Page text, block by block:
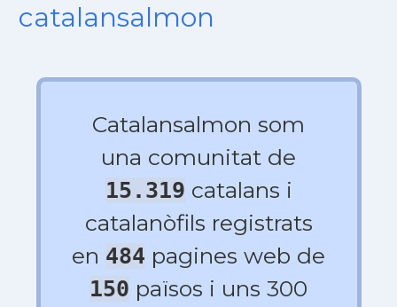
catalansalmon
Catalansalmon som
una comunitat de
15.319 catalans i
catalanòfils registrats
en 484 pagines web de
150 països i uns 300